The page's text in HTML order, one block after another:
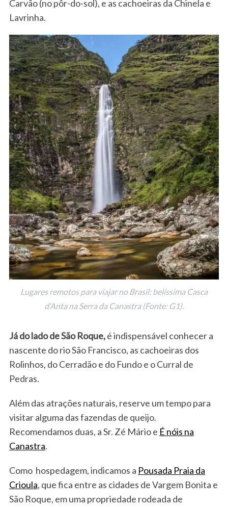
Carvão (no pôr-do-sol), e as cachoeiras da Chinela e
Lavrinha.
Lugares remotos para viajar no Brasil: belíssima Casca
d’Anta na Serra da Canastra (Fonte: G1).
Já do lado de São Roque,é indispensável conhecer a
nascente do rio São Francisco, as cachoeiras dos
Rolinhos, do Cerradão e do Fundo e o Curral de
Pedras.
Além das atrações naturais, reserve um tempo para
visitar alguma das fazendas de queijo.
Recomendamos duas, a Sr. Zé Mário e É nóis na
Canastra.
Como hospedagem, indicamos a Pousada Praia da
Crioula, que fica entre as cidades de Vargem Bonita e
São Roque, em uma propriedade rodeada de